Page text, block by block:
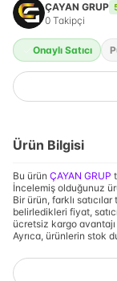
ÇAYAN GRUP
0 Takipçi
Onaylı Satıcı
Ürün Bilgisi
Bu ürün ÇAYAN GRUP
İncelemiş olduğunuz
Bir ürün, farklı
belirledikleri fiyat,
ücretsiz kargo avantajı
Ayrıca, ürünlerin stok